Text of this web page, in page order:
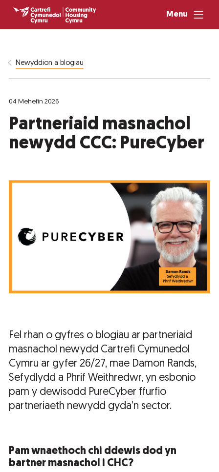
Menu
Newyddion a blogiau
04 Mehefin 2026
Partneriaid masnachol
newydd CCC: PureCyber
Fel rhan o gyfres o blogiau ar partneriaid
masnachol newydd Cartrefi Cymunedol
Cymru ar gyfer 26/27, mae Damon Rands,
Sefydlydd a Phrif Weithredwr, yn esbonio
pam y dewisodd PureCyber ffurfio
partneriaeth newydd gyda’n sector.
Pam wnaethoch chi ddewis dod yn
bartner masnachol i CHC?